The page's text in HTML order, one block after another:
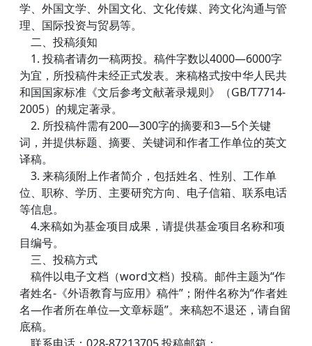
学、外国文学、外国文化、文化传媒、跨文化沟通与管
理、国际投资与贸易等。
二、投稿须知
1. 投稿者请勿一稿两投。稿件字数以4000—6000字
为宜，所投稿件未经正式发表。来稿格式按中华人民共
和国国家标准《文后参考文献著录规则》（GB/T7714-
2005）的规定著录。
2. 所投稿件需有200—300字的摘要和3—5个关键
词，并提供标题、摘要、关键词和作者工作单位的英文
译稿。
3. 来稿须附上作者简介，包括姓名、性别、工作单
位、职称、学历、主要研究方向、电子信箱、联系电话
等信息。
4.来稿如为基金项目成果，请提供基金项目名称和项
目编号。
三、投稿方式
稿件以电子文档（word文档）投稿。邮件主题为“作
者姓名- 《外语教育与应用》稿件”；附件名称为“作者姓
名—作者所在单位—文章标题”。来稿恕不退还，请自留
底稿。